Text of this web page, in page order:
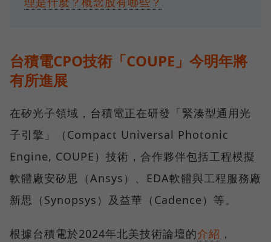
台積電CPO技術「COUPE」今明年將
有所進展
在矽光子領域，台積電正在研發「緊湊型通用光
子引擎」（Compact Universal Photonic
Engine, COUPE）技術，合作夥伴包括工程模擬
軟體廠安矽思（Ansys）、EDA軟體與工程服務廠
新思（Synopsys）及益華（Cadence）等。
根據台積電於2024年北美技術論壇的介紹 ，